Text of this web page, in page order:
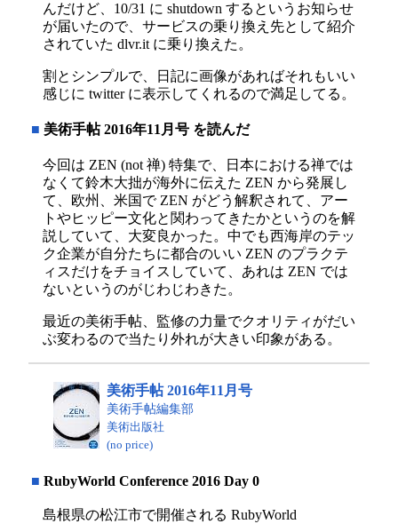
んだけど、10/31 に shutdown するというお知らせ
が届いたので、サービスの乗り換え先として紹介
されていた dlvr.it に乗り換えた。
割とシンプルで、日記に画像があればそれもいい
感じに twitter に表示してくれるので満足してる。
■ 美術手帖 2016年11月号 を読んだ
今回は ZEN (not 禅) 特集で、日本における禅では
なくて鈴木大拙が海外に伝えた ZEN から発展し
て、欧州、米国で ZEN がどう解釈されて、アー
トやヒッピー文化と関わってきたかというのを解
説していて、大変良かった。中でも西海岸のテッ
ク企業が自分たちに都合のいい ZEN のプラクテ
ィスだけをチョイスしていて、あれは ZEN では
ないというのがじわじわきた。
最近の美術手帖、監修の力量でクオリティがだい
ぶ変わるので当たり外れが大きい印象がある。
美術手帖 2016年11月号
美術手帖編集部
美術出版社
(no price)
■ RubyWorld Conference 2016 Day 0
島根県の松江市で開催される RubyWorld